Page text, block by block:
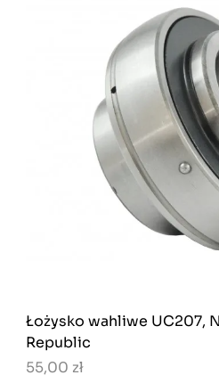
Łożysko wahliwe UC207,
Republic
55,00 zł